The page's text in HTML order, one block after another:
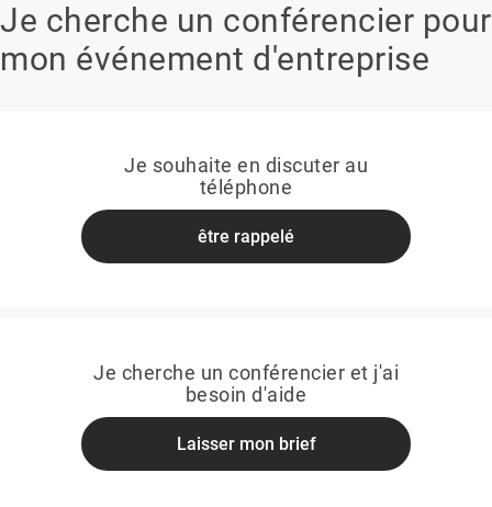
Je cherche un conférencier pour
mon événement d'entreprise
Je souhaite en discuter au
téléphone
être rappelé
Je cherche un conférencier et j'ai
besoin d'aide
Laisser mon brief